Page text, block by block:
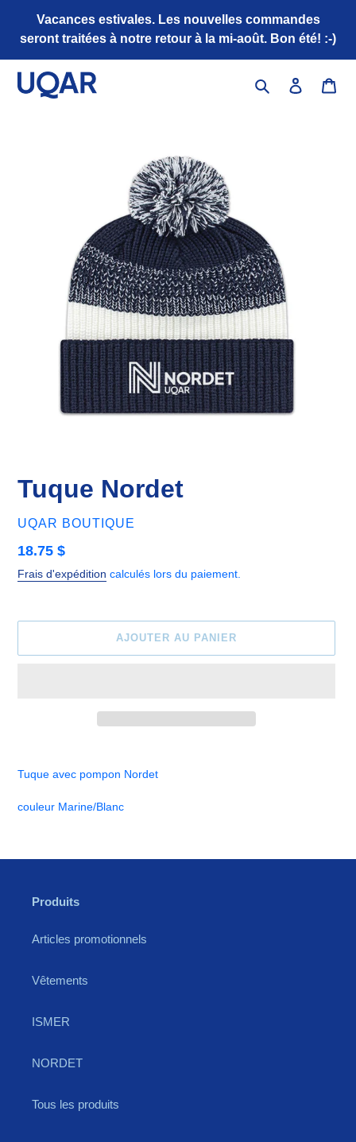
contenu
Vacances estivales. Les nouvelles commandes
seront traitées à notre retour à la mi-août. Bon été! :-)
Rechercher
Se
Tuque Nordet
DISTRIBUTEUR
UQAR BOUTIQUE
Prix
normal
18.75 $
Frais d'expédition calculés lors du paiement.
AJOUTER AU PANIER
produit
Tuque avec pompon Nordet
couleur Marine/Blanc
Produits
Articles promotionnels
Vêtements
ISMER
NORDET
Tous les produits